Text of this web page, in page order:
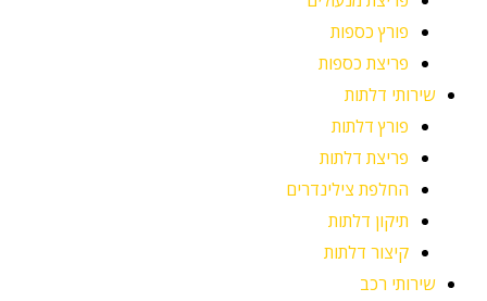
פורץ כספות
פריצת כספות
שירותי דלתות
פורץ דלתות
פריצת דלתות
החלפת צילינדרים
תיקון דלתות
קיצור דלתות
שירותי רכב